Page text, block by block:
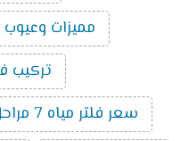
مميزات وعيوب
تركيب فلتر 7
سعر فلتر مياه 7 مراحل تايواني امريكي 2020